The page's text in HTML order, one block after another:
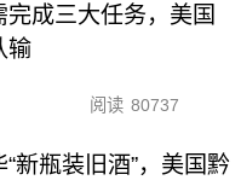
完成三大任务，美国
输
阅读 80737
新瓶装旧酒”，美国黔